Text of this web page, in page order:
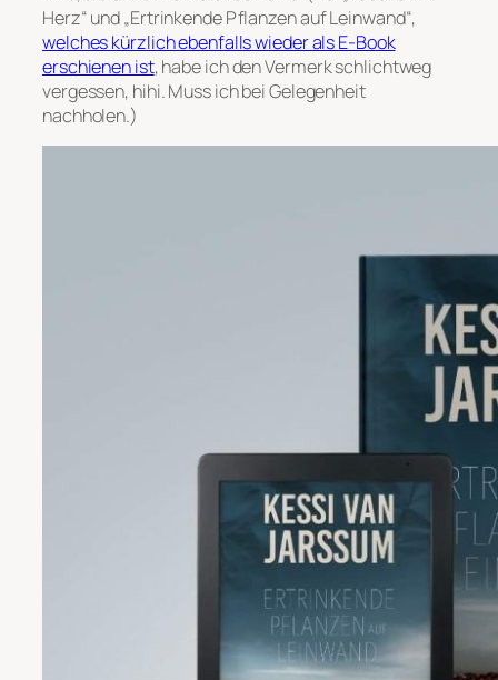
Herz“ und „Ertrinkende Pflanzen auf Leinwand“,
welches kürzlich ebenfalls wieder als E-Book
erschienen ist, habe ich den Vermerk schlichtweg
vergessen, hihi. Muss ich bei Gelegenheit
nachholen.)